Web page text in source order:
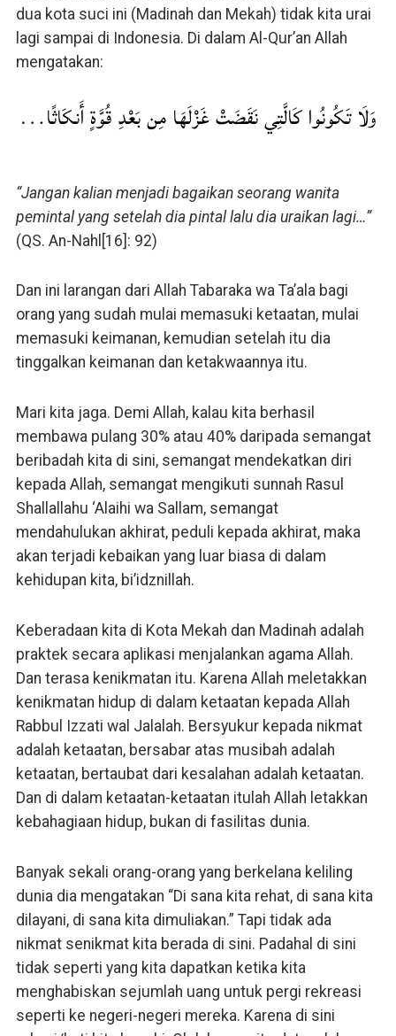
dua kota suci ini (Madinah dan Mekah) tidak kita urai
lagi sampai di Indonesia. Di dalam Al-Qur’an Allah
mengatakan:
وَلَا تَكُونُوا كَالَّتِي نَقَضَتْ غَزْلَهَا مِن بَعْدِ قُوَّةٍ أَنكَاثًا…
“Jangan kalian menjadi bagaikan seorang wanita
pemintal yang setelah dia pintal lalu dia uraikan lagi…”
(QS. An-Nahl[16]: 92)
Dan ini larangan dari Allah Tabaraka wa Ta’ala bagi
orang yang sudah mulai memasuki ketaatan, mulai
memasuki keimanan, kemudian setelah itu dia
tinggalkan keimanan dan ketakwaannya itu.
Mari kita jaga. Demi Allah, kalau kita berhasil
membawa pulang 30% atau 40% daripada semangat
beribadah kita di sini, semangat mendekatkan diri
kepada Allah, semangat mengikuti sunnah Rasul
Shallallahu ‘Alaihi wa Sallam, semangat
mendahulukan akhirat, peduli kepada akhirat, maka
akan terjadi kebaikan yang luar biasa di dalam
kehidupan kita, bi’idznillah.
Keberadaan kita di Kota Mekah dan Madinah adalah
praktek secara aplikasi menjalankan agama Allah.
Dan terasa kenikmatan itu. Karena Allah meletakkan
kenikmatan hidup di dalam ketaatan kepada Allah
Rabbul Izzati wal Jalalah. Bersyukur kepada nikmat
adalah ketaatan, bersabar atas musibah adalah
ketaatan, bertaubat dari kesalahan adalah ketaatan.
Dan di dalam ketaatan-ketaatan itulah Allah letakkan
kebahagiaan hidup, bukan di fasilitas dunia.
Banyak sekali orang-orang yang berkelana keliling
dunia dia mengatakan “Di sana kita rehat, di sana kita
dilayani, di sana kita dimuliakan.” Tapi tidak ada
nikmat senikmat kita berada di sini. Padahal di sini
tidak seperti yang kita dapatkan ketika kita
menghabiskan sejumlah uang untuk pergi rekreasi
seperti ke negeri-negeri mereka. Karena di sini